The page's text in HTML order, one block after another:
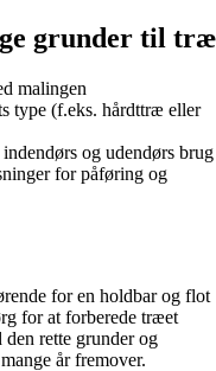
grunder til træ
malingen
type (f.eks. hårdttræ eller
og udendørs brug
for påføring og
for en holdbar og flot
for at forberede træet
rette grunder og
år fremover.